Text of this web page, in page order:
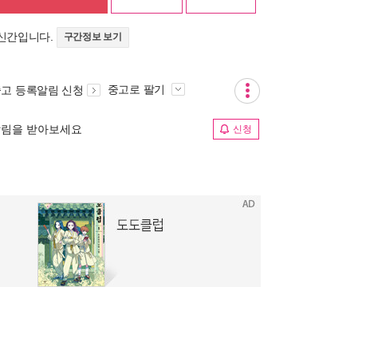
간입니다. 구간정보 보기
등록알림 신청 중고로 팔기
을 받아보세요 신청